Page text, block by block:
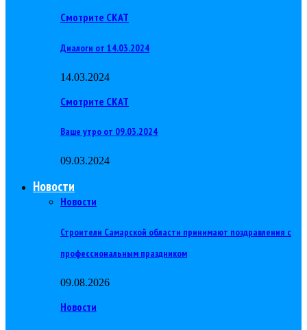
Смотрите СКАТ
Диалоги от 14.03.2024
14.03.2024
Смотрите СКАТ
Ваше утро от 09.03.2024
09.03.2024
Новости
Новости
Строители Самарской области принимают поздравления с
профессиональным праздником
09.08.2026
Новости